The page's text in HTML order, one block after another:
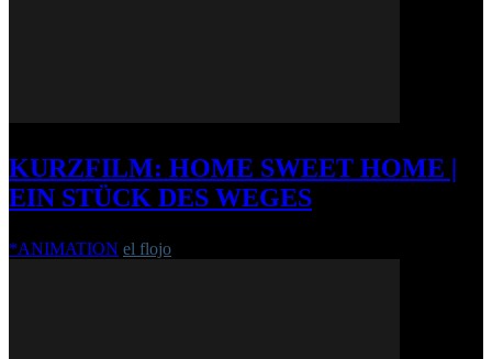
KURZFILM: HOME SWEET HOME |
EIN STÜCK DES WEGES
*ANIMATION el flojo